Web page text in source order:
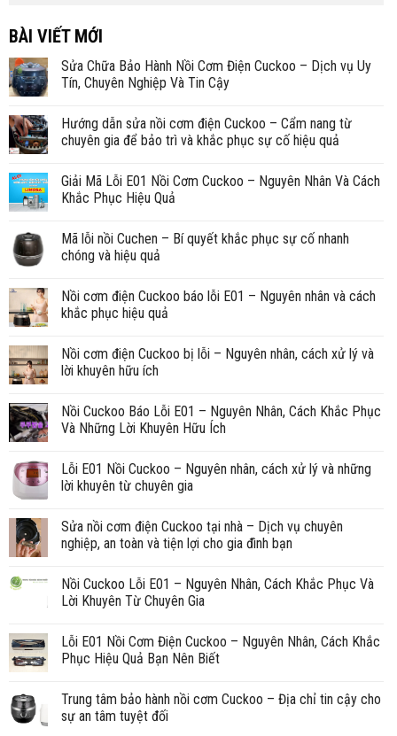
BÀI VIẾT MỚI
Sửa Chữa Bảo Hành Nồi Cơm Điện Cuckoo – Dịch vụ Uy
Tín, Chuyên Nghiệp Và Tin Cậy
Hướng dẫn sửa nồi cơm điện Cuckoo – Cẩm nang từ
chuyên gia để bảo trì và khắc phục sự cố hiệu quả
Giải Mã Lỗi E01 Nồi Cơm Cuckoo – Nguyên Nhân Và Cách
Khắc Phục Hiệu Quả
Mã lỗi nồi Cuchen – Bí quyết khắc phục sự cố nhanh
chóng và hiệu quả
Nồi cơm điện Cuckoo báo lỗi E01 – Nguyên nhân và cách
khắc phục hiệu quả
Nồi cơm điện Cuckoo bị lỗi – Nguyên nhân, cách xử lý và
lời khuyên hữu ích
Nồi Cuckoo Báo Lỗi E01 – Nguyên Nhân, Cách Khắc Phục
Và Những Lời Khuyên Hữu Ích
Lỗi E01 Nồi Cuckoo – Nguyên nhân, cách xử lý và những
lời khuyên từ chuyên gia
Sửa nồi cơm điện Cuckoo tại nhà – Dịch vụ chuyên
nghiệp, an toàn và tiện lợi cho gia đình bạn
Nồi Cuckoo Lỗi E01 – Nguyên Nhân, Cách Khắc Phục Và
Lời Khuyên Từ Chuyên Gia
Lỗi E01 Nồi Cơm Điện Cuckoo – Nguyên Nhân, Cách Khắc
Phục Hiệu Quả Bạn Nên Biết
Trung tâm bảo hành nồi cơm Cuckoo – Địa chỉ tin cậy cho
sự an tâm tuyệt đối